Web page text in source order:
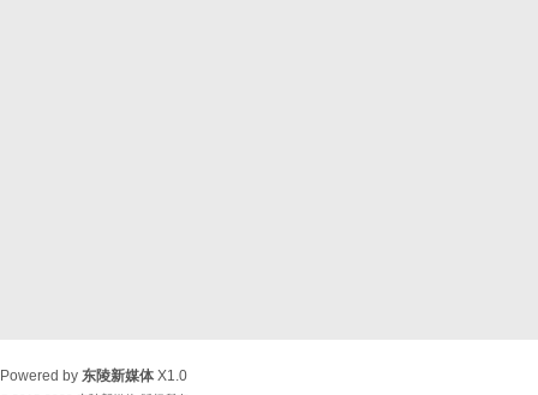
Powered by 东陵新媒体 X1.0